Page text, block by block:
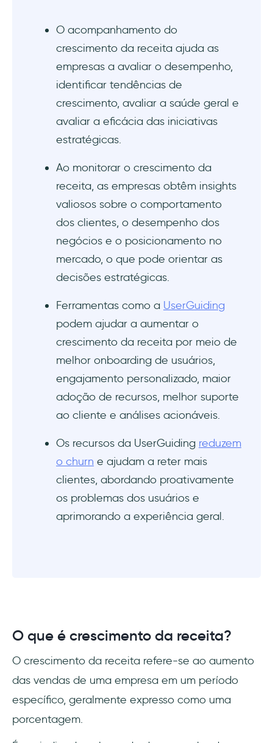
O acompanhamento do
crescimento da receita ajuda as
empresas a avaliar o desempenho,
identificar tendências de
crescimento, avaliar a saúde geral e
avaliar a eficácia das iniciativas
estratégicas.
Ao monitorar o crescimento da
receita, as empresas obtêm insights
valiosos sobre o comportamento
dos clientes, o desempenho dos
negócios e o posicionamento no
mercado, o que pode orientar as
decisões estratégicas.
Ferramentas como a UserGuiding
podem ajudar a aumentar o
crescimento da receita por meio de
melhor onboarding de usuários,
engajamento personalizado, maior
adoção de recursos, melhor suporte
ao cliente e análises acionáveis.
Os recursos da UserGuiding reduzem
o churn e ajudam a reter mais
clientes, abordando proativamente
os problemas dos usuários e
aprimorando a experiência geral.
O que é crescimento da receita?
O crescimento da receita refere-se ao aumento
das vendas de uma empresa em um período
específico, geralmente expresso como uma
porcentagem.